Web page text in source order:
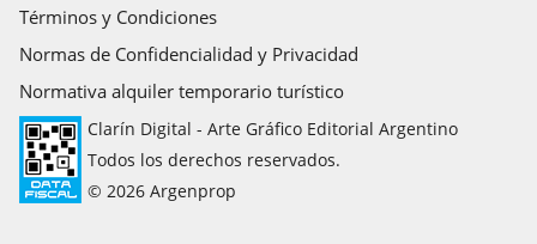
Términos y Condiciones
Normas de Confidencialidad y Privacidad
Normativa alquiler temporario turístico
Clarín Digital - Arte Gráfico Editorial Argentino
Todos los derechos reservados.
© 2026 Argenprop